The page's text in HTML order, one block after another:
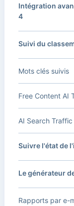
Intégration
4
Suivi du
Mots clés suivis
Free Content AI
AI Search
Suivre l'état de
Le générateur
Rapports par e-